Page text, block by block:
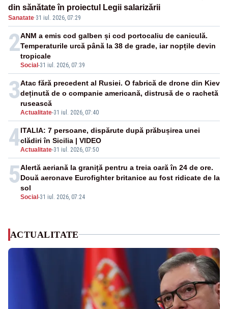
din sănătate în proiectul Legii salarizării
Sanatate·31 iul. 2026, 07:29
2
Social-31 iul. 2026, 07:39
ANM a emis cod galben și cod portocaliu de caniculă.
Temperaturile urcă până la 38 de grade, iar nopțile devin
tropicale
3
Actualitate-31 iul. 2026, 07:40
Atac fără precedent al Rusiei. O fabrică de drone din Kiev
deținută de o companie americană, distrusă de o rachetă
rusească
4Actualitate-31 iul. 2026, 07:50
ITALIA: 7 persoane, dispărute după prăbușirea unei
clădiri în Sicilia | VIDEO
5
Social-31 iul. 2026, 07:24
Alertă aeriană la graniță pentru a treia oară în 24 de ore.
Două aeronave Eurofighter britanice au fost ridicate de la
sol
ACTUALITATE